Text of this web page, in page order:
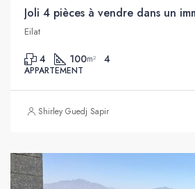
Eilat
4 100m² 4
APPARTEMENT
Shirley Guedj Sapir